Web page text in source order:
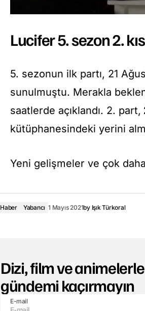
Lucifer 5. sezon 2.
5. sezonun ilk partı, 21
sunulmuştu. Merakla
saatlerde açıklandı. 2. part,
kütüphanesindeki yerini
Yeni gelişmeler ve çok
Haber Yabancı 1 Mayıs 2021by Işık Türkoral
Dizi, film ve
gündemi kaçırmayın
E-mail